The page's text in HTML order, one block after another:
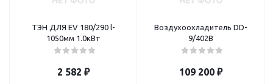
ТЭН ДЛЯ EV 180/290 l-
1050мм 1.0кВт
2 582 ₽
Воздухоохладитель DD-
9/402В
109 200 ₽